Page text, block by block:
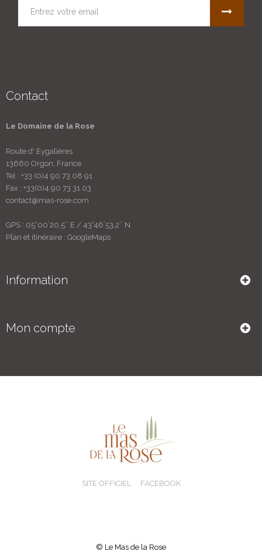
Contact
Le Domaine de la Rose
Route d' Eygalières
13660 Orgon, France
Tel : +33 (0)4 90 73 08 91
Fax : +33(0)4 90 73 31 03
contact@mas-rose.com
GPS : 05°00’20,5’’ E / 43°46’53,2’’ N
Plan et itinéraire : GoogleMaps
Information
Mon compte
SITE OFFICIEL FACEBOOK
© Le Mas de la Rose